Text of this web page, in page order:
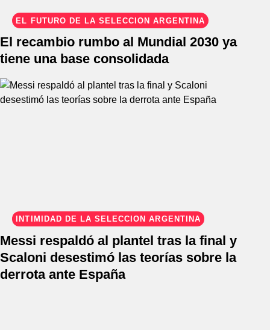
EL FUTURO DE LA SELECCIÓN ARGENTINA
El recambio rumbo al Mundial 2030 ya
tiene una base consolidada
INTIMIDAD DE LA SELECCIÓN ARGENTINA
Messi respaldó al plantel tras la final y
Scaloni desestimó las teorías sobre la
derrota ante España